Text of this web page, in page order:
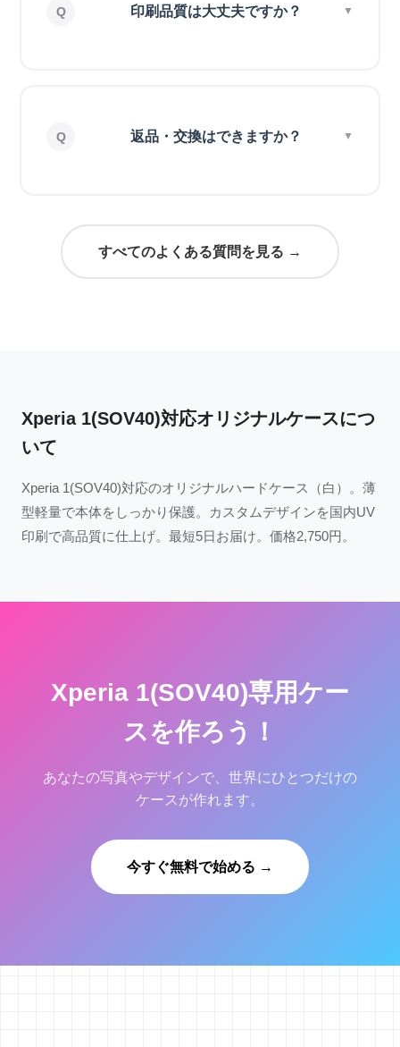
印刷品質は大丈夫ですか？
返品・交換はできますか？
すべてのよくある質問を見る →
Xperia 1(SOV40)対応オリジナルケースにつ
いて
Xperia 1(SOV40)対応のオリジナルハードケース（白）。薄
型軽量で本体をしっかり保護。カスタムデザインを国内UV
印刷で高品質に仕上げ。最短5日お届け。価格2,750円。
Xperia 1(SOV40)専用ケー
スを作ろう！
あなたの写真やデザインで、世界にひとつだけの
ケースが作れます。
今すぐ無料で始める →